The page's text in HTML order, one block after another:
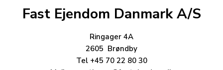
Fast Ejendom Danmark A/S
Ringager 4A
2605 Brøndby
Tel +45 70 22 80 30